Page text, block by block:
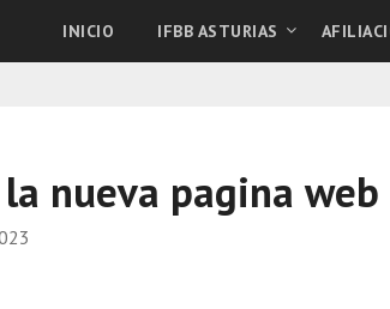
INICIO IFBB ASTURIAS
nueva pagina web